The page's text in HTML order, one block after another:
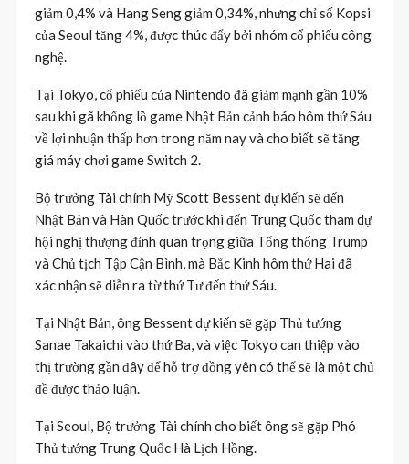
giảm 0,4% và Hang Seng giảm 0,34%, nhưng chỉ số Kopsi
của Seoul tăng 4%, được thúc đẩy bởi nhóm cổ phiếu công
nghệ.
Tại Tokyo, cổ phiếu của Nintendo đã giảm mạnh gần 10%
sau khi gã khổng lồ game Nhật Bản cảnh báo hôm thứ Sáu
về lợi nhuận thấp hơn trong năm nay và cho biết sẽ tăng
giá máy chơi game Switch 2.
Bộ trưởng Tài chính Mỹ Scott Bessent dự kiến ​​sẽ đến
Nhật Bản và Hàn Quốc trước khi đến Trung Quốc tham dự
hội nghị thượng đỉnh quan trọng giữa Tổng thống Trump
và Chủ tịch Tập Cận Bình, mà Bắc Kinh hôm thứ Hai đã
xác nhận sẽ diễn ra từ thứ Tư đến thứ Sáu.
Tại Nhật Bản, ông Bessent dự kiến ​​sẽ gặp Thủ tướng
Sanae Takaichi vào thứ Ba, và việc Tokyo can thiệp vào
thị trường gần đây để hỗ trợ đồng yên có thể sẽ là một chủ
đề được thảo luận.
Tại Seoul, Bộ trưởng Tài chính cho biết ông sẽ gặp Phó
Thủ tướng Trung Quốc Hà Lịch Hồng.